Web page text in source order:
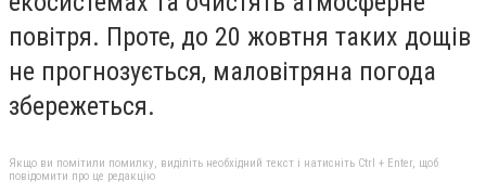
повітря. Проте, до 20 жовтня таких дощів
не прогнозується, маловітряна погода
збережеться.
Якщо ви помітили помилку, виділіть необхідний текст і натисніть Ctrl + Enter, щоб
повідомити про це редакцію